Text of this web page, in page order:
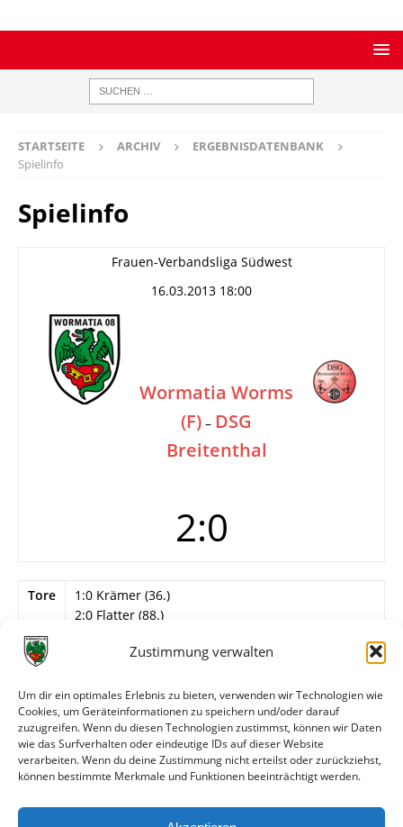
Zustimmung verwalten
Um dir ein optimales Erlebnis zu bieten, verwenden wir Technologien wie
Cookies, um Geräteinformationen zu speichern und/oder darauf
zuzugreifen. Wenn du diesen Technologien zustimmst, können wir Daten
wie das Surfverhalten oder eindeutige IDs auf dieser Website
verarbeiten. Wenn du deine Zustimmung nicht erteilst oder zurückziehst,
können bestimmte Merkmale und Funktionen beeinträchtigt werden.
STARTSEITE ARCHIV
ERGEBNISDATENBANK
Spielinfo
Spielinfo
Frauen-Verbandsliga Südwest
16.03.2013 18:00
Wormatia Worms
(F) – DSG
Breitenthal
2:0
Tore
1:0 Krämer (36.)
2:0 Flatter (88.)
Info
21. Spieltag
Kutscher – Rostami (74. Arslan), D. Mingolla, May,
Krämer, Magin, Schneider, Flatter (90. Barber),
Diesperger, Radtke (90. Heiderich), Brusius.